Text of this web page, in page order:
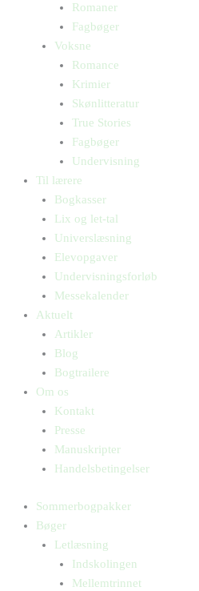
Romaner
Fagbøger
Voksne
Romance
Krimier
Skønlitteratur
True Stories
Fagbøger
Undervisning
Til lærere
Bogkasser
Lix og let-tal
Universlæsning
Elevopgaver
Undervisningsforløb
Messekalender
Aktuelt
Artikler
Blog
Bogtrailere
Om os
Kontakt
Presse
Manuskripter
Handelsbetingelser
Sommerbogpakker
Bøger
Letlæsning
Indskolingen
Mellemtrinnet